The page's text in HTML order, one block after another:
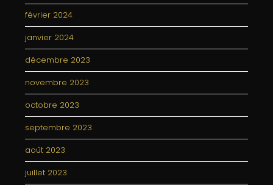
février 2024
janvier 2024
décembre 2023
novembre 2023
octobre 2023
septembre 2023
août 2023
juillet 2023